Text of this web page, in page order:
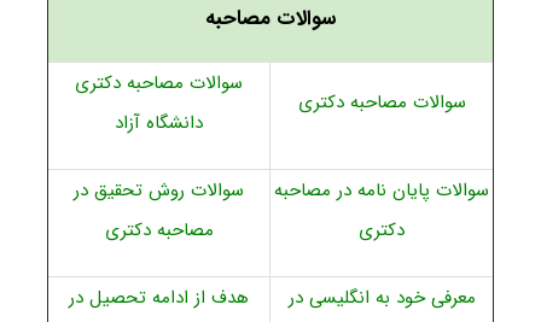
سوالات مصاحبه
سوالات مصاحبه دکتری
سوالات مصاحبه دکتری
دانشگاه آزاد
سوالات پایان نامه در مصاحبه
دکتری
سوالات روش تحقیق در
مصاحبه دکتری
معرفی خود به انگلیسی در
هدف از ادامه تحصیل در